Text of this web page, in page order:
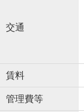
交通
賃料
管理費等